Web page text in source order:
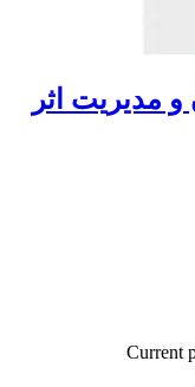
مدیریت اثر
Current